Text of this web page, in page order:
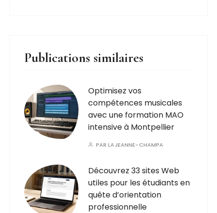
Publications similaires
Optimisez vos
compétences musicales
avec une formation MAO
intensive à Montpellier
PARLAJEANNE-CHAMPA
Découvrez 33 sites Web
utiles pour les étudiants en
quête d’orientation
professionnelle